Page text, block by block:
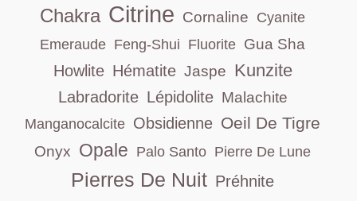
Chakra Citrine Cornaline Cyanite
Emeraude Feng-Shui Fluorite Gua Sha
Howlite Hématite Jaspe Kunzite
Labradorite Lépidolite Malachite
Manganocalcite Obsidienne Oeil De Tigre
Onyx Opale Palo Santo Pierre De Lune
Pierres De Nuit Préhnite